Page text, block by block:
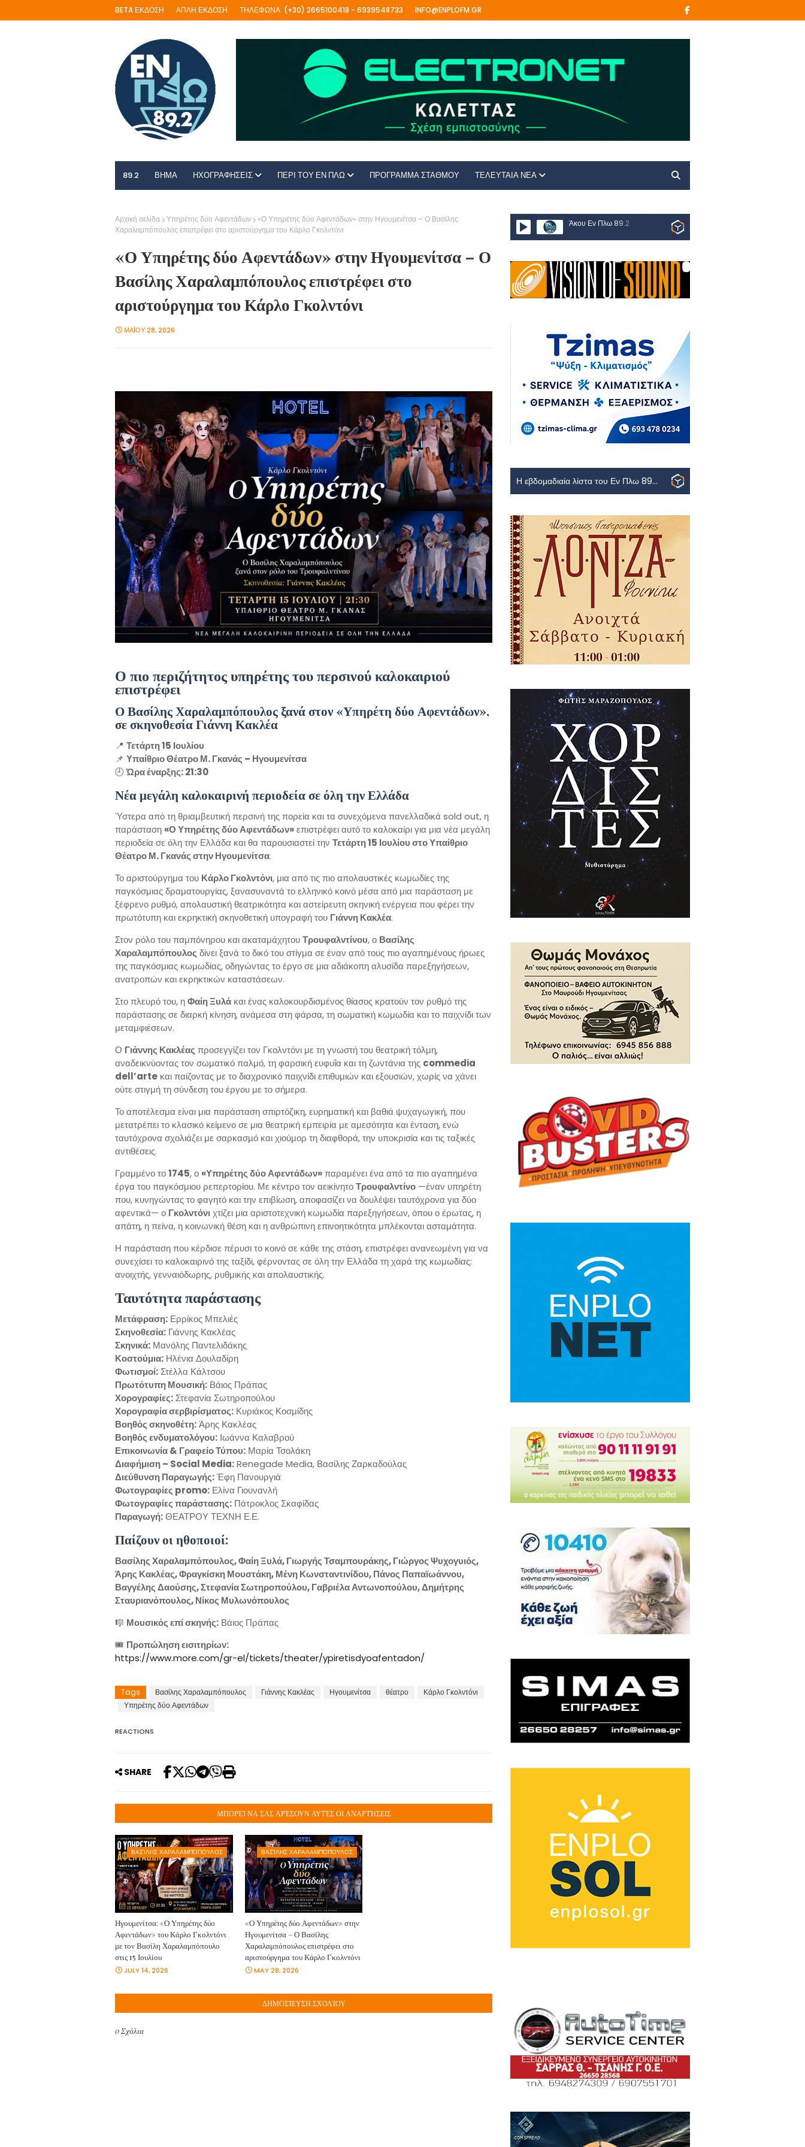
BETA ΕΚΔΟΣΗ ΑΠΛΗ ΕΚΔΟΣΗ ΤΗΛΕΦΩΝΑ: (+30) 2665100418 - 6939548733 INFO@ENPLOFM.GR
89.2 ΒΗΜΑ ΗΧΟΓΡΑΦΗΣΕΙΣ ΠΕΡΙ ΤΟΥ ΕΝ ΠΛΩ ΠΡΟΓΡΑΜΜΑ ΣΤΑΘΜΟΥ ΤΕΛΕΥΤΑΙΑ ΝΕΑ
Αρχική σελίδα Υπηρέτης δύο Αφεντάδων
«Ο Υπηρέτης δύο Αφεντάδων» στην Ηγουμενίτσα – Ο Βασίλης
Χαραλαμπόπουλος επιστρέφει στο αριστούργημα του Κάρλο Γκολντόνι
«Ο Υπηρέτης δύο Αφεντάδων» στην Ηγουμενίτσα – Ο
Βασίλης Χαραλαμπόπουλος επιστρέφει στο
αριστούργημα του Κάρλο Γκολντόνι
ΜΑΪ́ΟΥ 28, 2026
Ο πιο περιζήτητος υπηρέτης του περσινού καλοκαιριού
επιστρέφει
Ο Βασίλης Χαραλαμπόπουλος ξανά στον «Υπηρέτη δύο Αφεντάδων»,
σε σκηνοθεσία Γιάννη Κακλέα
📍 Τετάρτη 15 Ιουλίου
📌 Υπαίθριο Θέατρο Μ. Γκανάς – Ηγουμενίτσα
🕘Ώρα έναρξης: 21:30
Νέα μεγάλη καλοκαιρινή περιοδεία σε όλη την Ελλάδα
Ύστερα από τη θριαμβευτική περσινή της πορεία και τα συνεχόμενα πανελλαδικά sold out, η
παράσταση «Ο Υπηρέτης δύο Αφεντάδων»επιστρέφει αυτό το καλοκαίρι για μια νέα μεγάλη
περιοδεία σε όλη την Ελλάδα και θα παρουσιαστεί την Τετάρτη 15 Ιουλίου στο Υπαίθριο
Θέατρο Μ. Γκανάς στην Ηγουμενίτσα.
Το αριστούργημα του Κάρλο Γκολντόνι, μια από τις πιο απολαυστικές κωμωδίες της
παγκόσμιας δραματουργίας, ξανασυναντά το ελληνικό κοινό μέσα από μια παράσταση με
ξέφρενο ρυθμό, απολαυστική θεατρικότητα και αστείρευτη σκηνική ενέργεια που φέρει την
πρωτότυπη και εκρηκτική σκηνοθετική υπογραφή του Γιάννη Κακλέα.
Στον ρόλο του παμπόνηρου και ακαταμάχητουΤρουφαλντίνου, ο Βασίλης
Χαραλαμπόπουλος δίνει ξανά το δικό του στίγμα σε έναν από τους πιο αγαπημένους ήρωες
της παγκόσμιας κωμωδίας, οδηγώντας το έργο σε μια αδιάκοπη αλυσίδα παρεξηγήσεων,
ανατροπών και εκρηκτικών καταστάσεων.
Στο πλευρό του, ηΦαίη Ξυλά και ένας καλοκουρδισμένος θίασος κρατούν τον ρυθμό της
παράστασης σε διαρκή κίνηση, ανάμεσα στη φάρσα, τη σωματική κωμωδία και το παιχνίδι των
μεταμφιέσεων.
Ο Γιάννης Κακλέας προσεγγίζει τον Γκολντόνι με τη γνωστή του θεατρική τόλμη,
αναδεικνύοντας τον σωματικό παλμό, τη φαρσική ευφυΐα και τη ζωντάνια της commedia
dell’arte και παίζοντας με το διαχρονικό παιχνίδι επιθυμιών και εξουσιών, χωρίς να χάνει
ούτε στιγμή τη σύνδεση του έργου με το σήμερα.
Το αποτέλεσμα είναι μια παράσταση σπιρτόζικη, ευρηματική και βαθιά ψυχαγωγική, που
μετατρέπει το κλασικό κείμενο σε μια θεατρική εμπειρία με αμεσότητα και ένταση, ενώ
ταυτόχρονα σχολιάζει με σαρκασμό και χιούμορ τη διαφθορά, την υποκρισία και τις ταξικές
αντιθέσεις.
Γραμμένο το1745, ο «Υπηρέτης δύο Αφεντάδων»παραμένει ένα από τα πιο αγαπημένα
έργα του παγκόσμιου ρεπερτορίου. Με κέντρο τον αεικίνητοΤρουφαλντίνο —έναν υπηρέτη
που, κυνηγώντας το φαγητό και την επιβίωση, αποφασίζει να δουλέψει ταυτόχρονα για δύο
αφεντικά— ο Γκολντόνιχτίζει μια αριστοτεχνική κωμωδία παρεξηγήσεων, όπου ο έρωτας, η
απάτη, η πείνα, η κοινωνική θέση και η ανθρώπινη επινοητικότητα μπλέκονται ασταμάτητα.
Η παράσταση που κέρδισε πέρυσι το κοινό σε κάθε της στάση, επιστρέφει ανανεωμένη για να
συνεχίσει το καλοκαιρινό της ταξίδι, φέρνοντας σε όλη την Ελλάδα τη χαρά της κωμωδίας:
ανοιχτής, γενναιόδωρης, ρυθμικής και απολαυστικής.
Ταυτότητα παράστασης
Μετάφραση: Ερρίκος Μπελιές
Σκηνοθεσία: Γιάννης Κακλέας
Σκηνικά: Μανόλης Παντελιδάκης
Κοστούμια: Ηλένια Δουλαδίρη
Φωτισμοί:Στέλλα Κάλτσου
Πρωτότυπη Μουσική: Βάιος Πράπας
Χορογραφίες:Στεφανία Σωτηροπούλου
Χορογραφία σερβιρίσματος: Κυριάκος Κοσμίδης
Βοηθός σκηνοθέτη:Άρης Κακλέας
Βοηθός ενδυματολόγου: Ιωάννα Καλαβρού
Επικοινωνία & Γραφείο Τύπου: Μαρία Τσολάκη
Διαφήμιση – Social Media:Renegade Media, Βασίλης Ζαρκαδούλας
Διεύθυνση Παραγωγής:Έφη Πανουργιά
Φωτογραφίες promo: Ελίνα Γιουνανλή
Φωτογραφίες παράστασης: Πάτροκλος Σκαφίδας
Παραγωγή:ΘΕΑΤΡΟΥ ΤΕΧΝΗ Ε.Ε.
Παίζουν οι ηθοποιοί:
Βασίλης Χαραλαμπόπουλος, Φαίη Ξυλά, Γιωργής Τσαμπουράκης, Γιώργος Ψυχογυιός,
Άρης Κακλέας, Φραγκίσκη Μουστάκη, Μένη Κωνσταντινίδου, Πάνος Παπαϊωάννου,
Βαγγέλης Δαούσης, Στεφανία Σωτηροπούλου, Γαβριέλα Αντωνοπούλου, Δημήτρης
Σταυριανόπουλος, Νίκος Μυλωνόπουλος
🎼 Μουσικός επί σκηνής: Βάιος Πράπας
🎟️ Προπώληση εισιτηρίων:
https://www.more.com/gr-el/tickets/theater/ypiretisdyoafentadon/
Tags Βασίλης Χαραλαμπόπουλος Γιάννης Κακλέας Ηγουμενίτσα θέατρο
Κάρλο Γκολντόνι
Υπηρέτης δύο Αφεντάδων
REACTIONS
SHARE
ΜΠΟΡΕΊ ΝΑ ΣΑΣ ΑΡΈΣΟΥΝ ΑΥΤΈΣ ΟΙ ΑΝΑΡΤΉΣΕΙΣ
ΒΑΣΊΛΗΣ ΧΑΡΑΛΑΜΠΌΠΟΥΛΟΣ
Ηγουμενίτσα: «Ο Υπηρέτης δύο
Αφεντάδων» του Κάρλο Γκολντόνι
με τον Βασίλη Χαραλαμπόπουλο
στις 15 Ιουλίου
JULY 14, 2026
ΒΑΣΊΛΗΣ ΧΑΡΑΛΑΜΠΌΠΟΥΛΟΣ
«Ο Υπηρέτης δύο Αφεντάδων» στην
Ηγουμενίτσα – Ο Βασίλης
Χαραλαμπόπουλος επιστρέφει στο
αριστούργημα του Κάρλο Γκολντόνι
MAY 28, 2026
ΔΗΜΟΣΊΕΥΣΗ ΣΧΟΛΊΟΥ
0 Σχόλια
Άκου Εν Πλω 89.2
Η εβδομαδιαία λίστα του Εν Πλω 89.2